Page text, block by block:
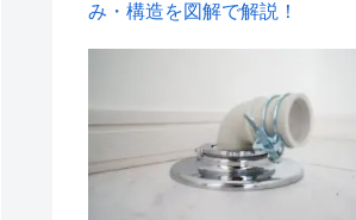
み・構造を図解で解説！